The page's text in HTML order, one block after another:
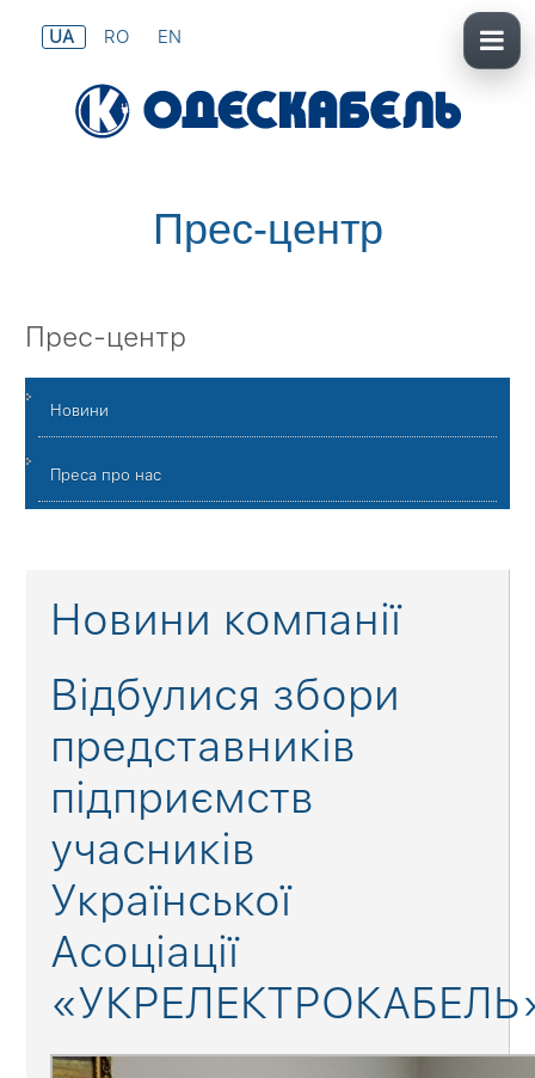
UA RO EN
Прес-центр
Прес-центр
Новини
Преса про нас
Новини компанії
Відбулися збори
представників
підприємств
учасників
Української
Асоціації